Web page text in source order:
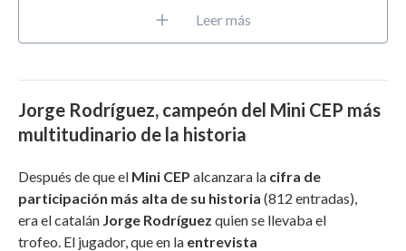
Leer más
Jorge Rodríguez, campeón del Mini CEP más
multitudinario de la historia
Después de que el Mini CEP alcanzara la cifra de
participación más alta de su historia (812 entradas),
era el catalán Jorge Rodríguez quien se llevaba el
trofeo. El jugador, que en la entrevista